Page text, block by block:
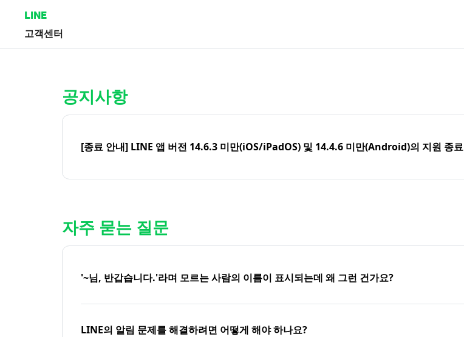
LINE
고객센터
공지사항
[종료 안내] LINE 앱 버전 14.6.3 미만(iOS/iPadOS) 및 14.4.6 미만(Android)의 지원 종료
자주 묻는 질문
'~님, 반갑습니다.'라며 모르는 사람의 이름이 표시되는데 왜 그런 건가요?
LINE의 알림 문제를 해결하려면 어떻게 해야 하나요?